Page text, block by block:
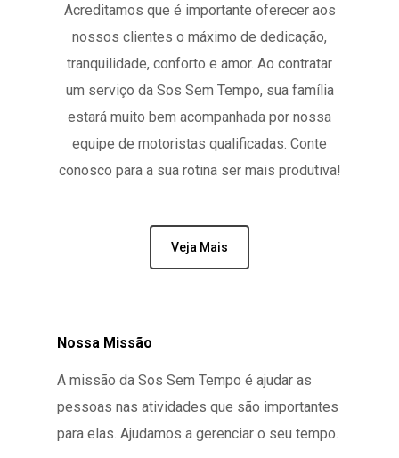
Acreditamos que é importante oferecer aos
nossos clientes o máximo de dedicação,
tranquilidade, conforto e amor. Ao contratar
um serviço da Sos Sem Tempo, sua família
estará muito bem acompanhada por nossa
equipe de motoristas qualificadas. Conte
conosco para a sua rotina ser mais produtiva!
Veja Mais
Nossa Missão
A missão da Sos Sem Tempo é ajudar as
pessoas nas atividades que são importantes
para elas. Ajudamos a gerenciar o seu tempo.